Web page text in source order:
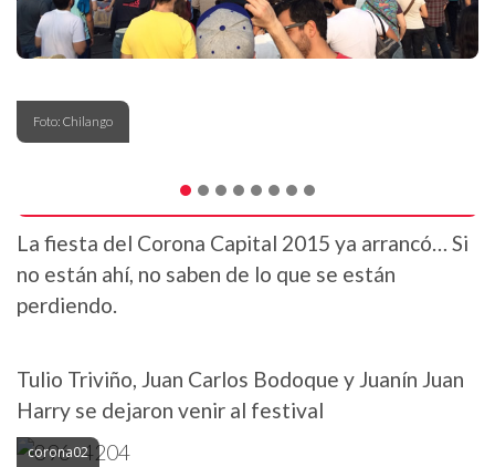
Foto: Chilango
La fiesta del Corona Capital 2015 ya arrancó… Si
no están ahí, no saben de lo que se están
perdiendo.
Tulio Triviño, Juan Carlos Bodoque y Juanín Juan
Harry se dejaron venir al festival
corona02